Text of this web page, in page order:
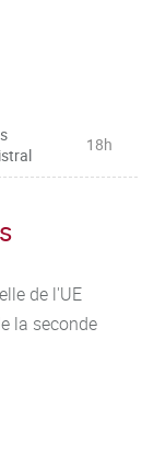
18h
de l'UE
la seconde